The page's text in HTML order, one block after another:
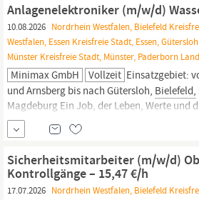
Anlagenelektroniker (m/w/d)
10.08.2026 Nordrhein Westfalen, Bielefeld
Westfalen, Essen Kreisfreie Stadt, Essen,
Münster Kreisfreie Stadt, Münster, Paderborn
Minimax GmbH Vollzeit Einsatzgebiet:
und Arnsberg bis nach Gütersloh, Bielefeld,
Magdeburg Ein Job, der Leben, Werte und
Den finden Sie bei uns! Minimax gehört zu
Brandschutz und steht in der Branche
Technologien und exzellente Forschung.
Sicherheitsmitarbeiter (m/w/d)
Kontrollgänge – 15,47 €/h
17.07.2026 Nordrhein Westfalen, Bielefeld